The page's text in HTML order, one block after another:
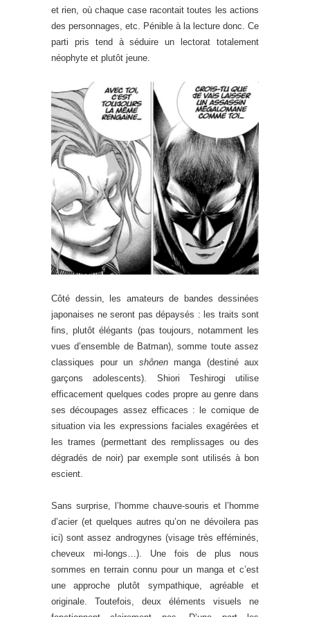
et rien, où chaque case racontait toutes les actions
des personnages, etc. Pénible à la lecture donc. Ce
parti pris tend à séduire un lectorat totalement
néophyte et plutôt jeune.
Côté dessin, les amateurs de bandes dessinées
japonaises ne seront pas dépaysés : les traits sont
fins, plutôt élégants (pas toujours, notamment les
vues d’ensemble de Batman), somme toute assez
classiques pour un shônenmanga (destiné aux
garçons adolescents). Shiori Teshirogi utilise
efficacement quelques codes propre au genre dans
ses découpages assez efficaces : le comique de
situation via les expressions faciales exagérées et
les trames (permettant des remplissages ou des
dégradés de noir) par exemple sont utilisés à bon
escient.
Sans surprise, l’homme chauve-souris et l’homme
d’acier (et quelques autres qu’on ne dévoilera pas
ici) sont assez androgynes (visage très efféminés,
cheveux mi-longs…). Une fois de plus nous
sommes en terrain connu pour un manga et c’est
une approche plutôt sympathique, agréable et
originale. Toutefois, deux éléments visuels ne